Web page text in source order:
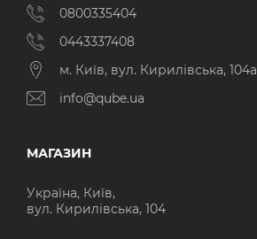
0800335404
0443337408
м. Київ, вул. Кирилівська, 104а
info@qube.ua
МАГАЗИН
Україна, Київ,
вул. Кирилівська, 104